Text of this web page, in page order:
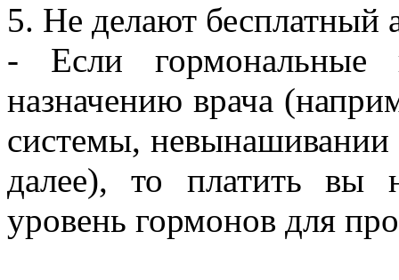
5. Не делают бесплатный
- Если гормональные
назначению врача
системы, невынашивании
далее), то платить вы
уровень гормонов для